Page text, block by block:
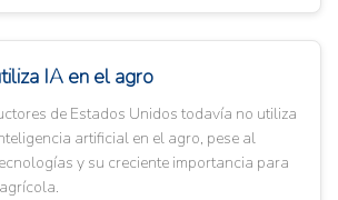
IA en el agro
de Estados Unidos todavía no utiliza
artificial en el agro, pese al
y su creciente importancia para